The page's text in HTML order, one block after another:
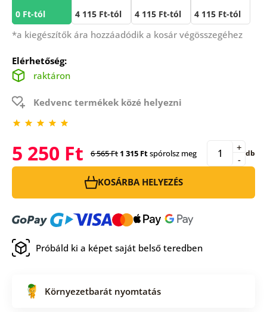
0 Ft-tól 4 115 Ft-tól 4 115 Ft-tól 4 115 Ft-tól
*a kiegészítők ára hozzáadódik a kosár végösszegéhez
Elérhetőség:
raktáron
Kedvenc termékek közé helyezni
5 250 Ft 6 565 Ft 1 315 Ftspórolsz meg -
+ db
KOSÁRBA HELYEZÉS
Próbáld ki a képet saját belső teredben
Környezetbarát nyomtatás